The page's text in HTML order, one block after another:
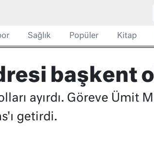
Sağlık Popüler Kitap
başkent
ayırdı. Göreve Ümit
getirdi.